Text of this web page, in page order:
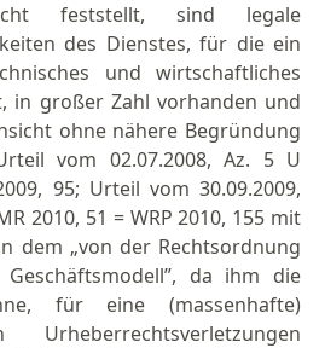
feststellt, sind legale
des Dienstes, für die ein
und wirtschaftliches
in großer Zahl vorhanden und
ohne nähere Begründung
vom 02.07.2008, Az. 5 U
95; Urteil vom 30.09.2009,
2010, 51 = WRP 2010, 155 mit
dem „von der Rechtsordnung
da ihm die
für eine (massenhafte)